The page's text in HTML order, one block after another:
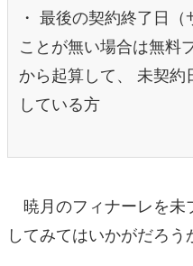
・ 最後の契約終了日
ことが無い場合は無料
から起算して、 未契
している方
暁月のフィナーレを未
してみてはいかがだろう